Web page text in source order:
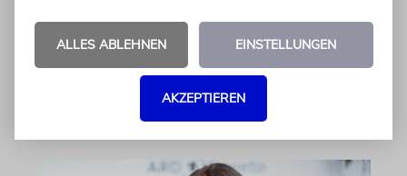
von Felix Schotland
ALLES ABLEHNEN EINSTELLUNGEN
AKZEPTIEREN